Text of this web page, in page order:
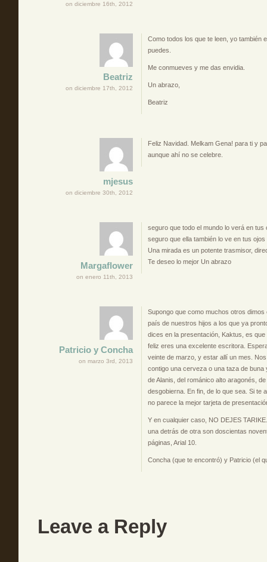
on diciembre 16th, 2012
Beatriz
on diciembre 17th, 2012
Como todos los que te leen, yo también
puedes.
Me conmueves y me das envidia.
Un abrazo,
Beatriz
mjesus
on diciembre 30th, 2012
Feliz Navidad. Melkam Gena! para ti y
aunque ahí no se celebre.
Margaflower
on enero 11th, 2013
seguro que todo el mundo lo verá en tus
seguro que ella también lo ve en tus
Una mirada es un potente trasmisor,
Te deseo lo mejor Un abrazo
Patricio y Concha
on marzo 3rd, 2013
Supongo que como muchos otros
país de nuestros hijos a los que ya
dices en la presentación, Kaktus, es
feliz eres una excelente escritora.
veinte de marzo, y estar allí un mes.
contigo una cerveza o una taza de buna
de Alanis, del románico alto aragonés,
desgobierna. En fin, de lo que sea. Si te
no parece la mejor tarjeta de
Y en cualquier caso, NO DEJES
una detrás de otra son doscientas
páginas, Arial 10.
Concha (que te encontró) y Patricio (el
Leave a Reply